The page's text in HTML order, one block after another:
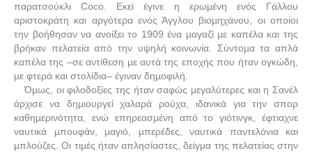
παρατσούκλι Coco. Εκεί έγινε η ερωµένη ενός Γάλλου
αριστοκράτη και αργότερα ενός Άγγλου βιοµηχάνου, οι οποίοι
την βοήθησαν να ανοίξει το 1909 ένα µαγαζί µε καπέλα και της
βρήκαν πελατεία από την υψηλή κοινωνία. Σύντοµα τα απλά
καπέλα της –σε αντίθεση µε αυτά της εποχής που ήταν ογκώδη,
µε φτερά και στολίδια– έγιναν δηµοφιλή.
Όµως, οι φιλοδοξίες της ήταν σαφώς µεγαλύτερες και η Σανέλ
άρχισε να δηµιουργεί χαλαρά ρούχα, ιδανικά για την σπορ
καθηµερινότητα, ενώ επηρεασµένη από το γιότινγκ, έφτιαχνε
ναυτικά µπουφάν, µαγιό, µπερέδες, ναυτικά παντελόνια και
µπλούζες. Οι τιµές ήταν απλησίαστες, δείγµα της πελατείας στην